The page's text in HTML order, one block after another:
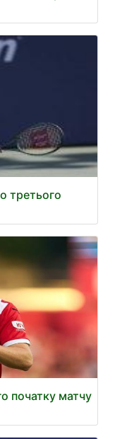
третього
початку матчу